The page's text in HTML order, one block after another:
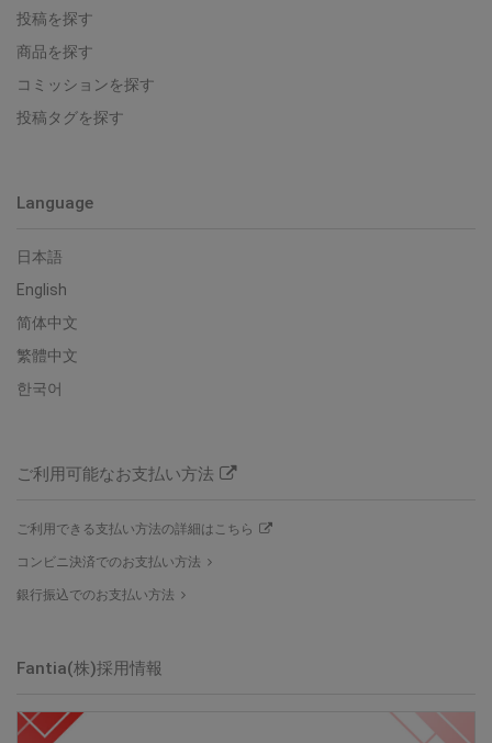
投稿を探す
商品を探す
コミッションを探す
投稿タグを探す
Language
日本語
English
简体中文
繁體中文
한국어
ご利用可能なお支払い方法
ご利用できる支払い方法の詳細はこちら
コンビニ決済でのお支払い方法
銀行振込でのお支払い方法
Fantia(株)採用情報